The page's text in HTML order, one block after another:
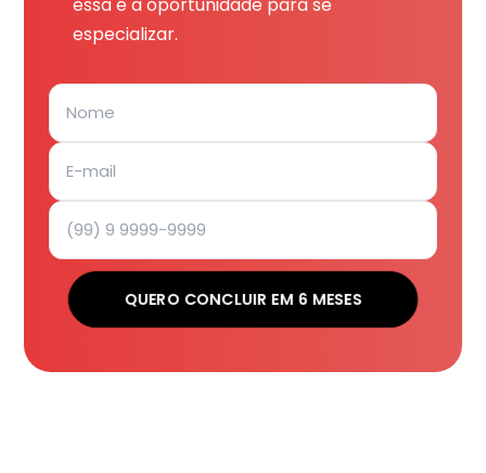
especializar.
QUERO CONCLUIR EM 6 MESES